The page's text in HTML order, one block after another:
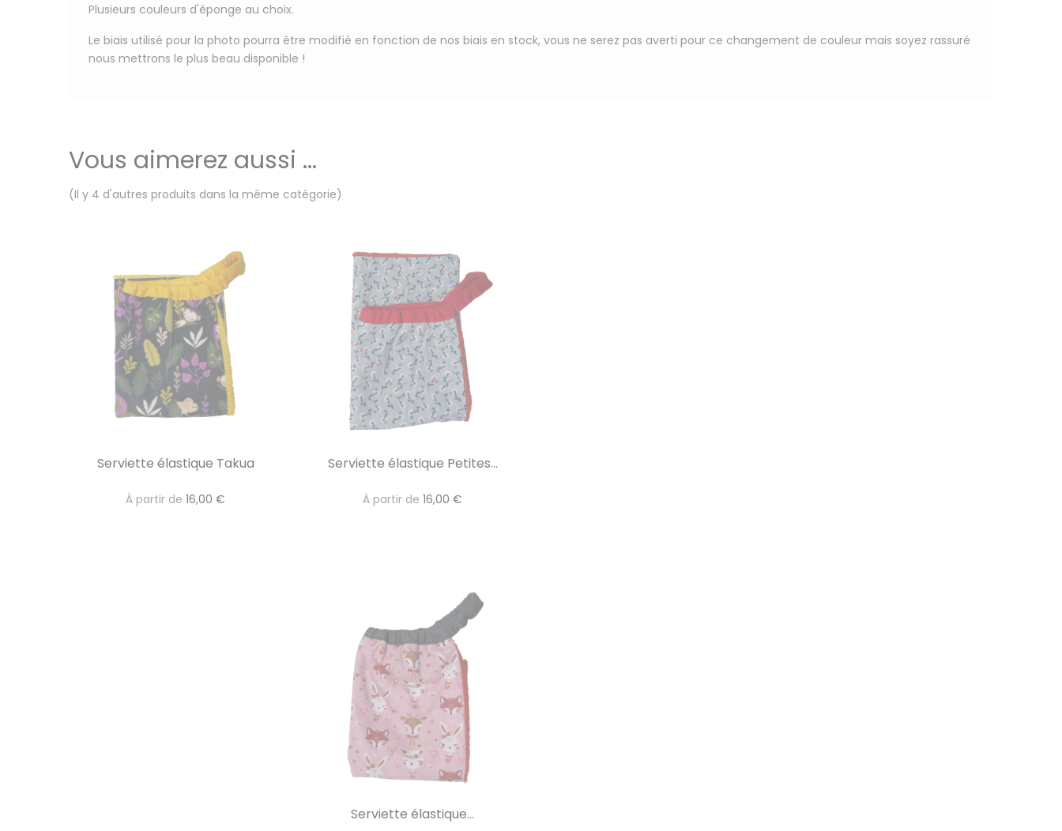
Plusieurs couleurs d'éponge au choix.
Le biais utilisé pour la photo pourra être modifié en fonction de nos biais en stock, vous ne serez pas averti pour ce changement de couleur mais soyez rassuré
nous mettrons le plus beau disponible !
Vous aimerez aussi ...
(Il y 4 d'autres produits dans la même catégorie)
Serviette élastique Takua
À partir de 16,00 €
Serviette élastique Petites...
À partir de 16,00 €
Serviette élastique...